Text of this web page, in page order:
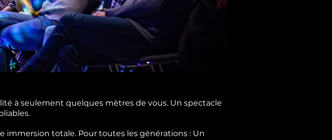
à seulement quelques mètres de vous. Un spectacle
totale. Pour toutes les générations : Un